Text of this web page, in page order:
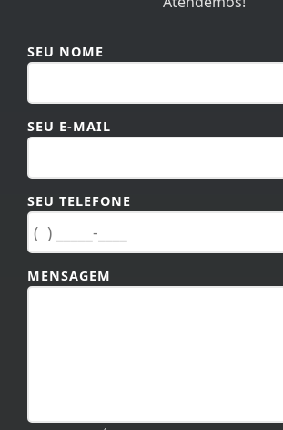
SEU NOME
SEU E-MAIL
SEU TELEFONE
MENSAGEM